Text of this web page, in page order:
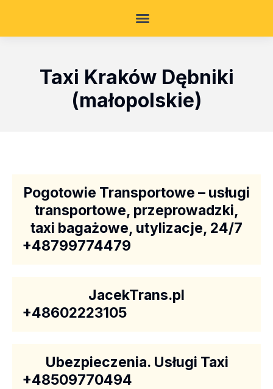
Taxi Kraków Dębniki
(małopolskie)
Pogotowie Transportowe – usługi
transportowe, przeprowadzki,
taxi bagażowe, utylizacje, 24/7
+48799774479
JacekTrans.pl
+48602223105
Ubezpieczenia. Usługi Taxi
+48509770494